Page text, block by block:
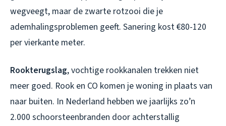
wegveegt, maar de zwarte rotzooi die je
ademhalingsproblemen geeft. Sanering kost €80-120
per vierkante meter.
Rookterugslag, vochtige rookkanalen trekken niet
meer goed. Rook en CO komen je woning in plaats van
naar buiten. In Nederland hebben we jaarlijks zo’n
2.000 schoorsteenbranden door achterstallig